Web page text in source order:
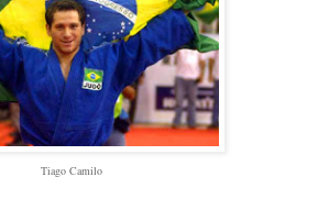
Tiago Camilo